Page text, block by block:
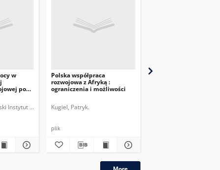
w
po
Instytut Spraw Międzynarodowych.
Polska współpraca
rozwojowa z Afryką :
ograniczenia i możliwości
Kugiel, Patryk.
plik